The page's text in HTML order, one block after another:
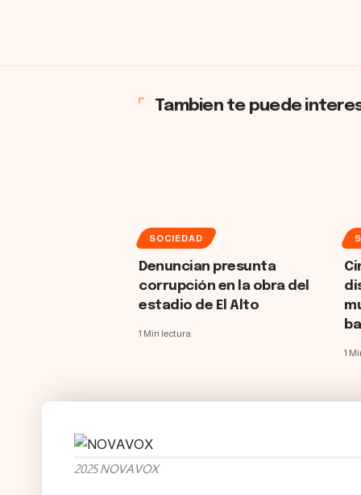
Tambien te puede
SOCIEDAD
Denuncian presunta
corrupción en la obra del
estadio de El Alto
1 Min lectura
1
2025 NOVAVOX